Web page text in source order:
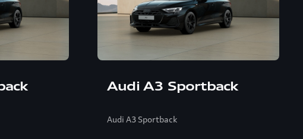
Audi A3 Sportback
Audi A3 Sportback